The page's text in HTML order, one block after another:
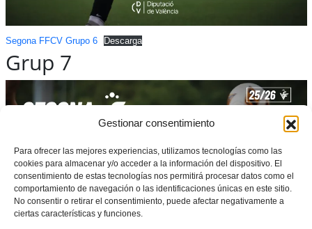
Gestionar consentimiento
Para ofrecer las mejores experiencias, utilizamos tecnologías como las
cookies para almacenar y/o acceder a la información del dispositivo. El
consentimiento de estas tecnologías nos permitirá procesar datos como el
comportamiento de navegación o las identificaciones únicas en este sitio.
No consentir o retirar el consentimiento, puede afectar negativamente a
ciertas características y funciones.
Segona FFCV Grupo 6 Descarga
Grup 7